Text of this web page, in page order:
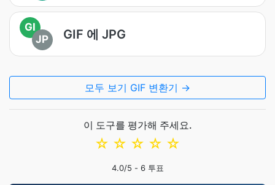
GI
JP
GIF 에 JPG
모두 보기 GIF 변환기 →
이 도구를 평가해 주세요.
☆
☆
☆
☆
☆
4.0/5 - 6투표